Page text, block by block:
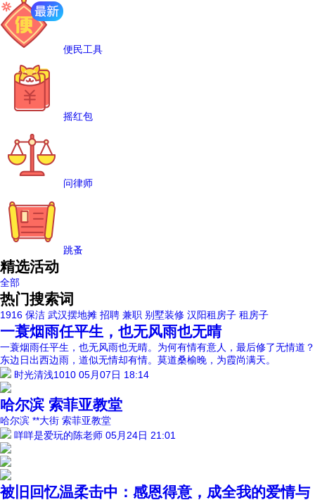
便民工具
摇红包
问律师
跳蚤
精选活动
全部
热门搜索词
1916 保洁 武汉摆地摊 招聘 兼职 别墅装修 汉阳租房子 租房子
一蓑烟雨任平生，也无风雨也无晴
一蓑烟雨任平生，也无风雨也无晴。为何有情有意人，最后修了无情道？
东边日出西边雨，道似无情却有情。莫道桑榆晚，为霞尚满天。
时光清浅1010 05月07日 18:14
哈尔滨 索菲亚教堂
哈尔滨 **大街 索菲亚教堂
咩咩是爱玩的陈老师 05月24日 21:01
被旧回忆温柔击中：感恩得意，成全我的爱情与